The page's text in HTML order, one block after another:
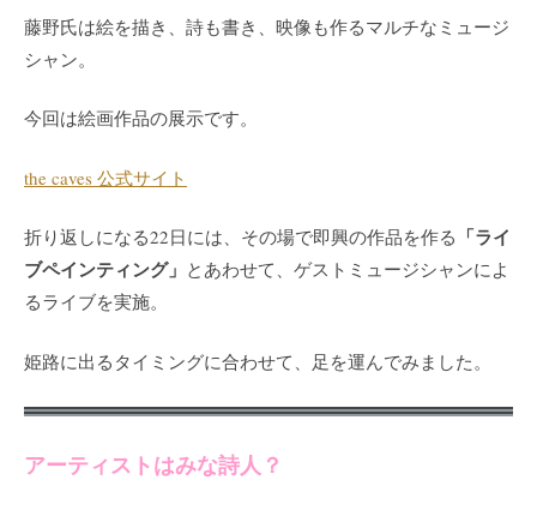
藤野氏は絵を描き、詩も書き、映像も作るマルチなミュージ
シャン。
今回は絵画作品の展示です。
the caves 公式サイト
折り返しになる22日には、その場で即興の作品を作る 「ライ
ブペインティング」 とあわせて、ゲストミュージシャンによ
るライブを実施。
姫路に出るタイミングに合わせて、足を運んでみました。
アーティストはみな詩人？